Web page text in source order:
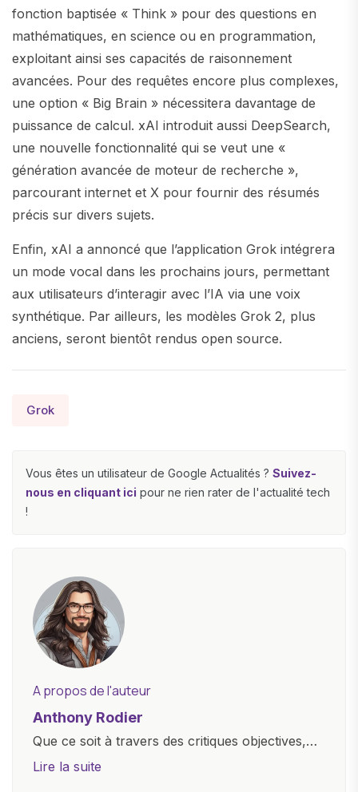
fonction baptisée « Think » pour des questions en
mathématiques, en science ou en programmation,
exploitant ainsi ses capacités de raisonnement
avancées. Pour des requêtes encore plus complexes,
une option « Big Brain » nécessitera davantage de
puissance de calcul. xAI introduit aussi DeepSearch,
une nouvelle fonctionnalité qui se veut une «
génération avancée de moteur de recherche »,
parcourant internet et X pour fournir des résumés
précis sur divers sujets.
Enfin, xAI a annoncé que l’application Grok intégrera
un mode vocal dans les prochains jours, permettant
aux utilisateurs d’interagir avec l’IA via une voix
synthétique. Par ailleurs, les modèles Grok 2, plus
anciens, seront bientôt rendus open source.
Grok
Vous êtes un utilisateur de Google Actualités ? Suivez-
nous en cliquant ici pour ne rien rater de l'actualité tech
!
A propos de l'auteur
Anthony Rodier
Que ce soit à travers des critiques objectives,
des guides d'achat ou des analyses
Lire la suite